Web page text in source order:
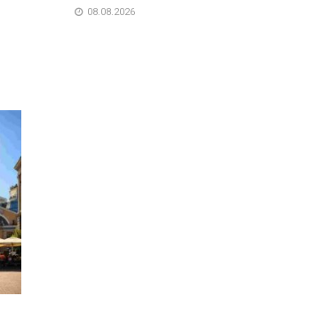
08.08.2026